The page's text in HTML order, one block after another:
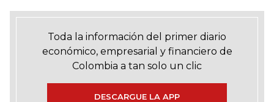
Toda la información del primer diario
económico, empresarial y financiero de
Colombia a tan solo un clic
DESCARGUE LA APP